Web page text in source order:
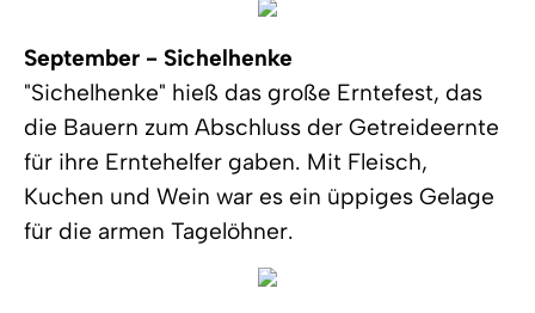
September - Sichelhenke
"Sichelhenke" hieß das große Erntefest, das
die Bauern zum Abschluss der Getreideernte
für ihre Erntehelfer gaben. Mit Fleisch,
Kuchen und Wein war es ein üppiges Gelage
für die armen Tagelöhner.